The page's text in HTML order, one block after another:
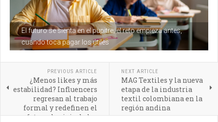
El futuro se sienta en el pupitre; el reto empieza antes,
cuando toca pagar los útiles
PREVIOUS ARTICLE
¿Menos likes y más
estabilidad? Influencers
regresan al trabajo
formal y redefinen el
futuro de vivir de las
NEXT ARTICLE
MAG Textiles y la nueva
etapa de la industria
textil colombiana en la
región andina